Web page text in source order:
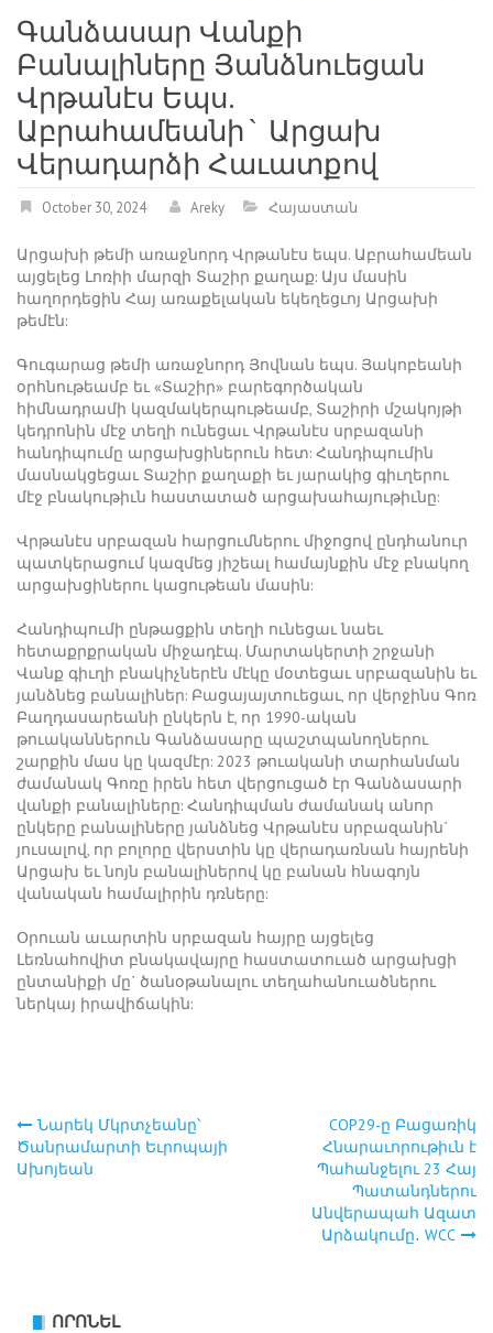
Գանձասար Վանքի
Բանալիները Յանձնուեցան
Վրթանէս Եպս.
Աբրահամեանի` Արցախ
Վերադարձի Հաւատքով
October 30, 2024 Areky Հայաստան
Արցախի թեմի առաջնորդ Վրթանէս եպս. Աբրահամեան
այցելեց Լոռիի մարզի Տաշիր քաղաք: Այս մասին
հաղորդեցին Հայ առաքելական եկեղեցւոյ Արցախի
թեմէն:
Գուգարաց թեմի առաջնորդ Յովնան եպս. Յակոբեանի
օրհնութեամբ եւ «Տաշիր» բարեգործական
հիմնադրամի կազմակերպութեամբ, Տաշիրի մշակոյթի
կեդրոնին մէջ տեղի ունեցաւ Վրթանէս սրբազանի
հանդիպումը արցախցիներուն հետ: Հանդիպումին
մասնակցեցաւ Տաշիր քաղաքի եւ յարակից գիւղերու
մէջ բնակութիւն հաստատած արցախահայութիւնը:
Վրթանէս սրբազան հարցումներու միջոցով ընդհանուր
պատկերացում կազմեց յիշեալ համայնքին մէջ բնակող
արցախցիներու կացութեան մասին:
Հանդիպումի ընթացքին տեղի ունեցաւ նաեւ
հետաքրքրական միջադէպ. Մարտակերտի շրջանի
Վանք գիւղի բնակիչներէն մէկը մօտեցաւ սրբազանին եւ
յանձնեց բանալիներ: Բացայայտուեցաւ, որ վերջինս Գոռ
Բաղդասարեանի ընկերն է, որ 1990-ական
թուականներուն Գանձասարը պաշտպանողներու
շարքին մաս կը կազմէր: 2023 թուականի տարհանման
ժամանակ Գոռը իրեն հետ վերցուցած էր Գանձասարի
վանքի բանալիները: Հանդիպման ժամանակ անոր
ընկերը բանալիները յանձնեց Վրթանէս սրբազանին`
յուսալով, որ բոլորը վերստին կը վերադառնան հայրենի
Արցախ եւ նոյն բանալիներով կը բանան հնագոյն
վանական համալիրին դռները:
Օրուան աւարտին սրբազան հայրը այցելեց
Լեռնահովիտ բնակավայրը հաստատուած արցախցի
ընտանիքի մը` ծանօթանալու տեղահանուածներու
ներկայ իրավիճակին:
Post
Նարեկ Մկրտչեանը՝
Ծանրամարտի Եւրոպայի
Ախոյեան
COP29-ը Բացառիկ
Հնարաւորութիւն է
Պահանջելու 23 Հայ
Պատանդներու
Անվերապահ Ազատ
Արձակումը․ WCC
ՈՐՈՆԵԼ